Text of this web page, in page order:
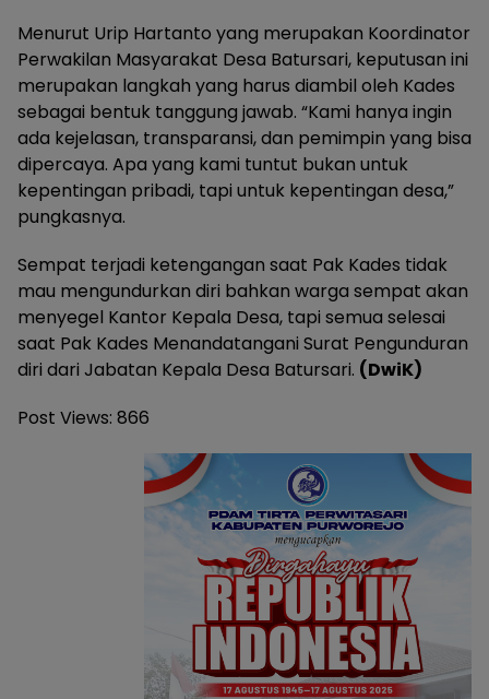
Menurut Urip Hartanto yang merupakan Koordinator
Perwakilan Masyarakat Desa Batursari, keputusan ini
merupakan langkah yang harus diambil oleh Kades
sebagai bentuk tanggung jawab. “Kami hanya ingin
ada kejelasan, transparansi, dan pemimpin yang bisa
dipercaya. Apa yang kami tuntut bukan untuk
kepentingan pribadi, tapi untuk kepentingan desa,”
pungkasnya.
Sempat terjadi ketengangan saat Pak Kades tidak
mau mengundurkan diri bahkan warga sempat akan
menyegel Kantor Kepala Desa, tapi semua selesai
saat Pak Kades Menandatangani Surat Pengunduran
diri dari Jabatan Kepala Desa Batursari. (DwiK)
Post Views: 866